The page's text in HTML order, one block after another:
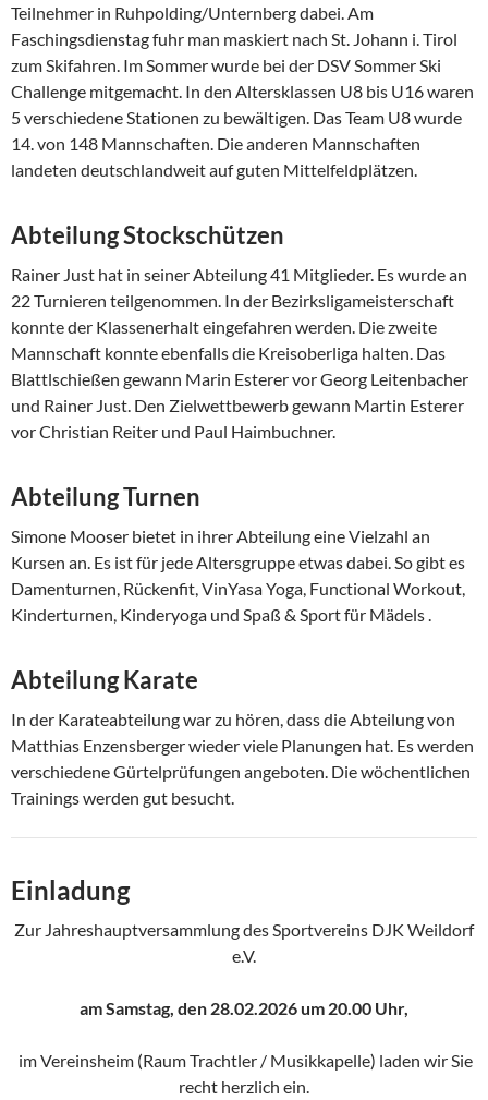
Teilnehmer in Ruhpolding/Unternberg dabei. Am
Faschingsdienstag fuhr man maskiert nach St. Johann i. Tirol
zum Skifahren. Im Sommer wurde bei der DSV Sommer Ski
Challenge mitgemacht. In den Altersklassen U8 bis U16 waren
5 verschiedene Stationen zu bewältigen. Das Team U8 wurde
14. von 148 Mannschaften. Die anderen Mannschaften
landeten deutschlandweit auf guten Mittelfeldplätzen.
Abteilung Stockschützen
Rainer Just hat in seiner Abteilung 41 Mitglieder. Es wurde an
22 Turnieren teilgenommen. In der Bezirksligameisterschaft
konnte der Klassenerhalt eingefahren werden. Die zweite
Mannschaft konnte ebenfalls die Kreisoberliga halten. Das
Blattlschießen gewann Marin Esterer vor Georg Leitenbacher
und Rainer Just. Den Zielwettbewerb gewann Martin Esterer
vor Christian Reiter und Paul Haimbuchner.
Abteilung Turnen
Simone Mooser bietet in ihrer Abteilung eine Vielzahl an
Kursen an. Es ist für jede Altersgruppe etwas dabei. So gibt es
Damenturnen, Rückenfit, VinYasa Yoga, Functional Workout,
Kinderturnen, Kinderyoga und Spaß & Sport für Mädels .
Abteilung Karate
In der Karateabteilung war zu hören, dass die Abteilung von
Matthias Enzensberger wieder viele Planungen hat. Es werden
verschiedene Gürtelprüfungen angeboten. Die wöchentlichen
Trainings werden gut besucht.
Einladung
Zur Jahreshauptversammlung des Sportvereins DJK Weildorf
e.V.
am Samstag, den 28.02.2026 um 20.00 Uhr,
im Vereinsheim (Raum Trachtler / Musikkapelle) laden wir Sie
recht herzlich ein.